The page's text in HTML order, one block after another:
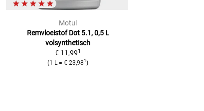
Motul
Remvloeistof Dot 5.1, 0,5 L
volsynthetisch
€ 11,991
(1 L= € 23,981 )